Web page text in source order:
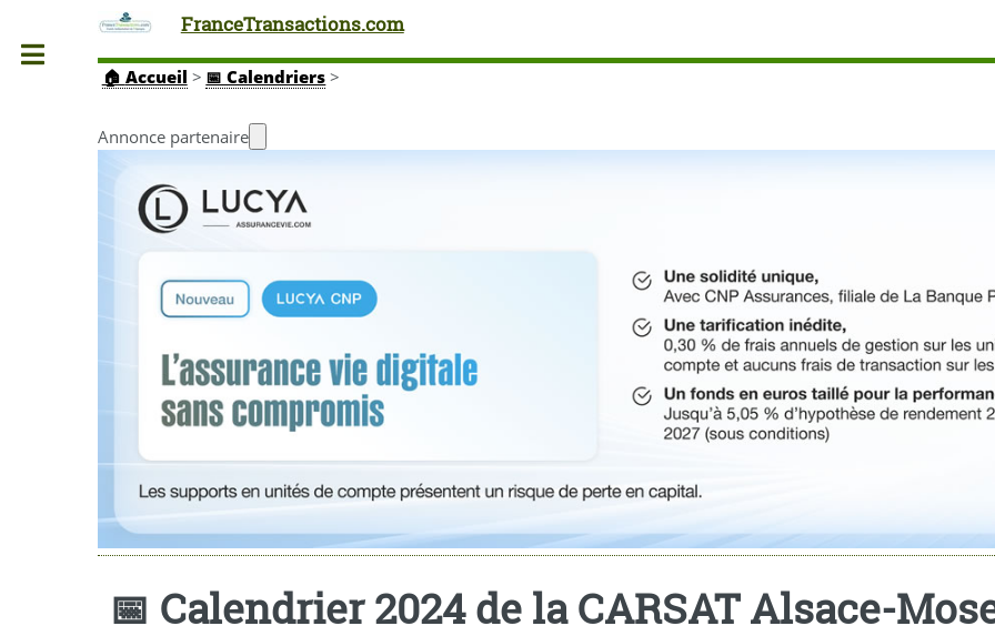
FranceTransactions.com
🏠 Accueil > 📅 Calendriers >
Annonce partenaire
📅 Calendrier 2024 de la CARSAT Alsace-
Toggle